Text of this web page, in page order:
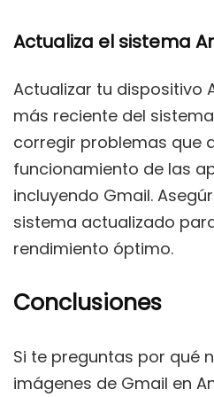
Actualiza el sistema
Actualizar tu dispositivo
más reciente del
corregir problemas que
funcionamiento de las
incluyendo Gmail.
sistema actualizado
rendimiento óptimo.
Conclusiones
Si te preguntas por qué
imágenes de Gmail en